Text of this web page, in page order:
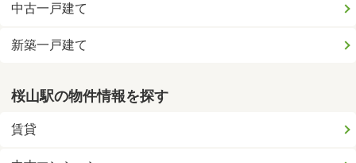
中古一戸建て
新築一戸建て
桜山駅の物件情報を探す
賃貸